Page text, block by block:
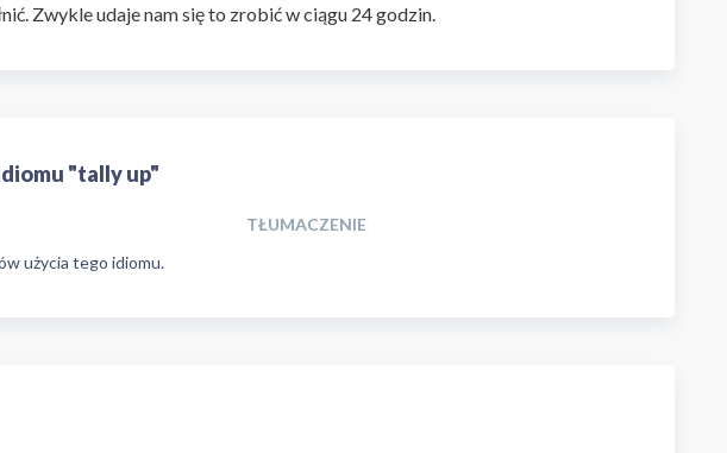
Zwykle udaje nam się to zrobić w ciągu 24 godzin.
"tally up"
TŁUMACZENIE
użycia tego idiomu.